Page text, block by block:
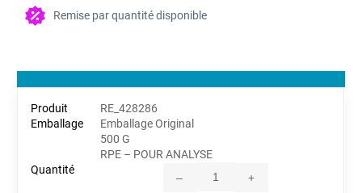
Remise par quantité disponible
RE_428286
Emballage Original
500 G
RPE – POUR ANALYSE
Quantity
– +